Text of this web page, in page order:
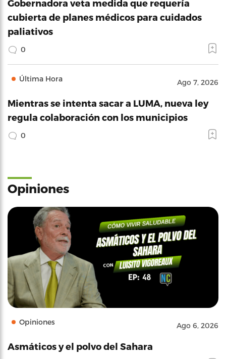
Gobernadora veta medida que requería
cubierta de planes médicos para cuidados
paliativos
0
Última Hora Ago 7, 2026
Mientras se intenta sacar a LUMA, nueva ley
regula colaboración con los municipios
0
Opiniones
Opiniones Ago 6, 2026
Asmáticos y el polvo del Sahara